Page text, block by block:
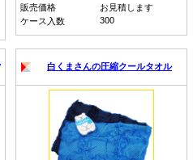
販売価格
お見積します
ケース入数
300
白くまさんの圧縮クールタオル